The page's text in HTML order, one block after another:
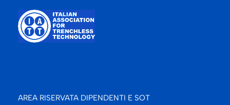
AREA RISERVATA DIPENDENTI E SOT